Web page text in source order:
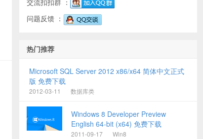
交流扣扣群 ：
问题反馈 ：
热门推荐
Microsoft SQL Server 2012 x86/x64 简体中文正式
版 免费下载
2012-03-11 数据库类
Windows 8 Developer Preview
English 64-bit (x64) 免费下载
2011-09-17 Win8